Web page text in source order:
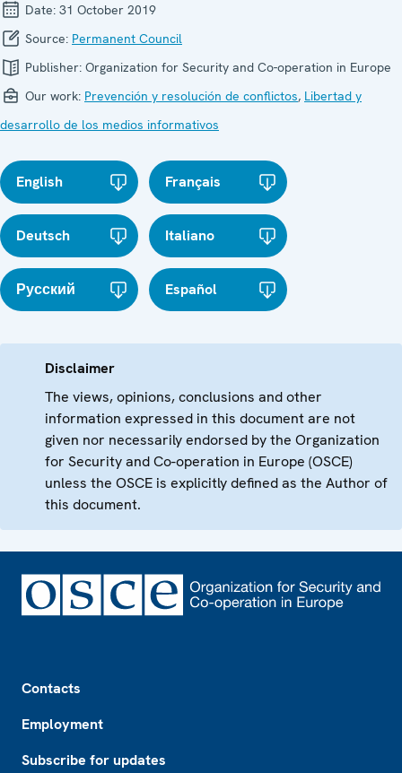
Date: 31 October 2019
Source: Permanent Council
Publisher: Organization for Security and Co-operation in Europe
Our work: Prevención y resolución de conflictos, Libertad y
desarrollo de los medios informativos
English Français
Deutsch Italiano
Русский Español
Disclaimer
The views, opinions, conclusions and other
information expressed in this document are not
given nor necessarily endorsed by the Organization
for Security and Co-operation in Europe (OSCE)
unless the OSCE is explicitly defined as the Author of
this document.
Contacts
Employment
Subscribe for updates